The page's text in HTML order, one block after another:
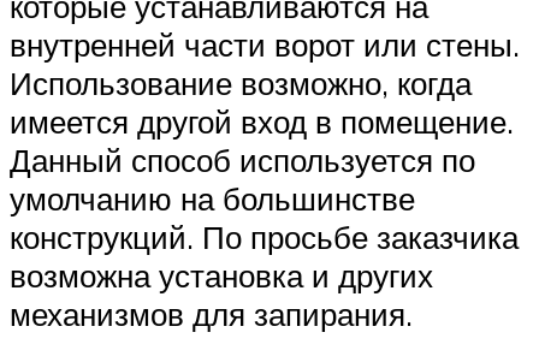
внутренней части ворот или стены.
Использование возможно, когда
имеется другой вход в помещение.
Данный способ используется по
умолчанию на большинстве
конструкций. По просьбе заказчика
возможна установка и других
механизмов для запирания.